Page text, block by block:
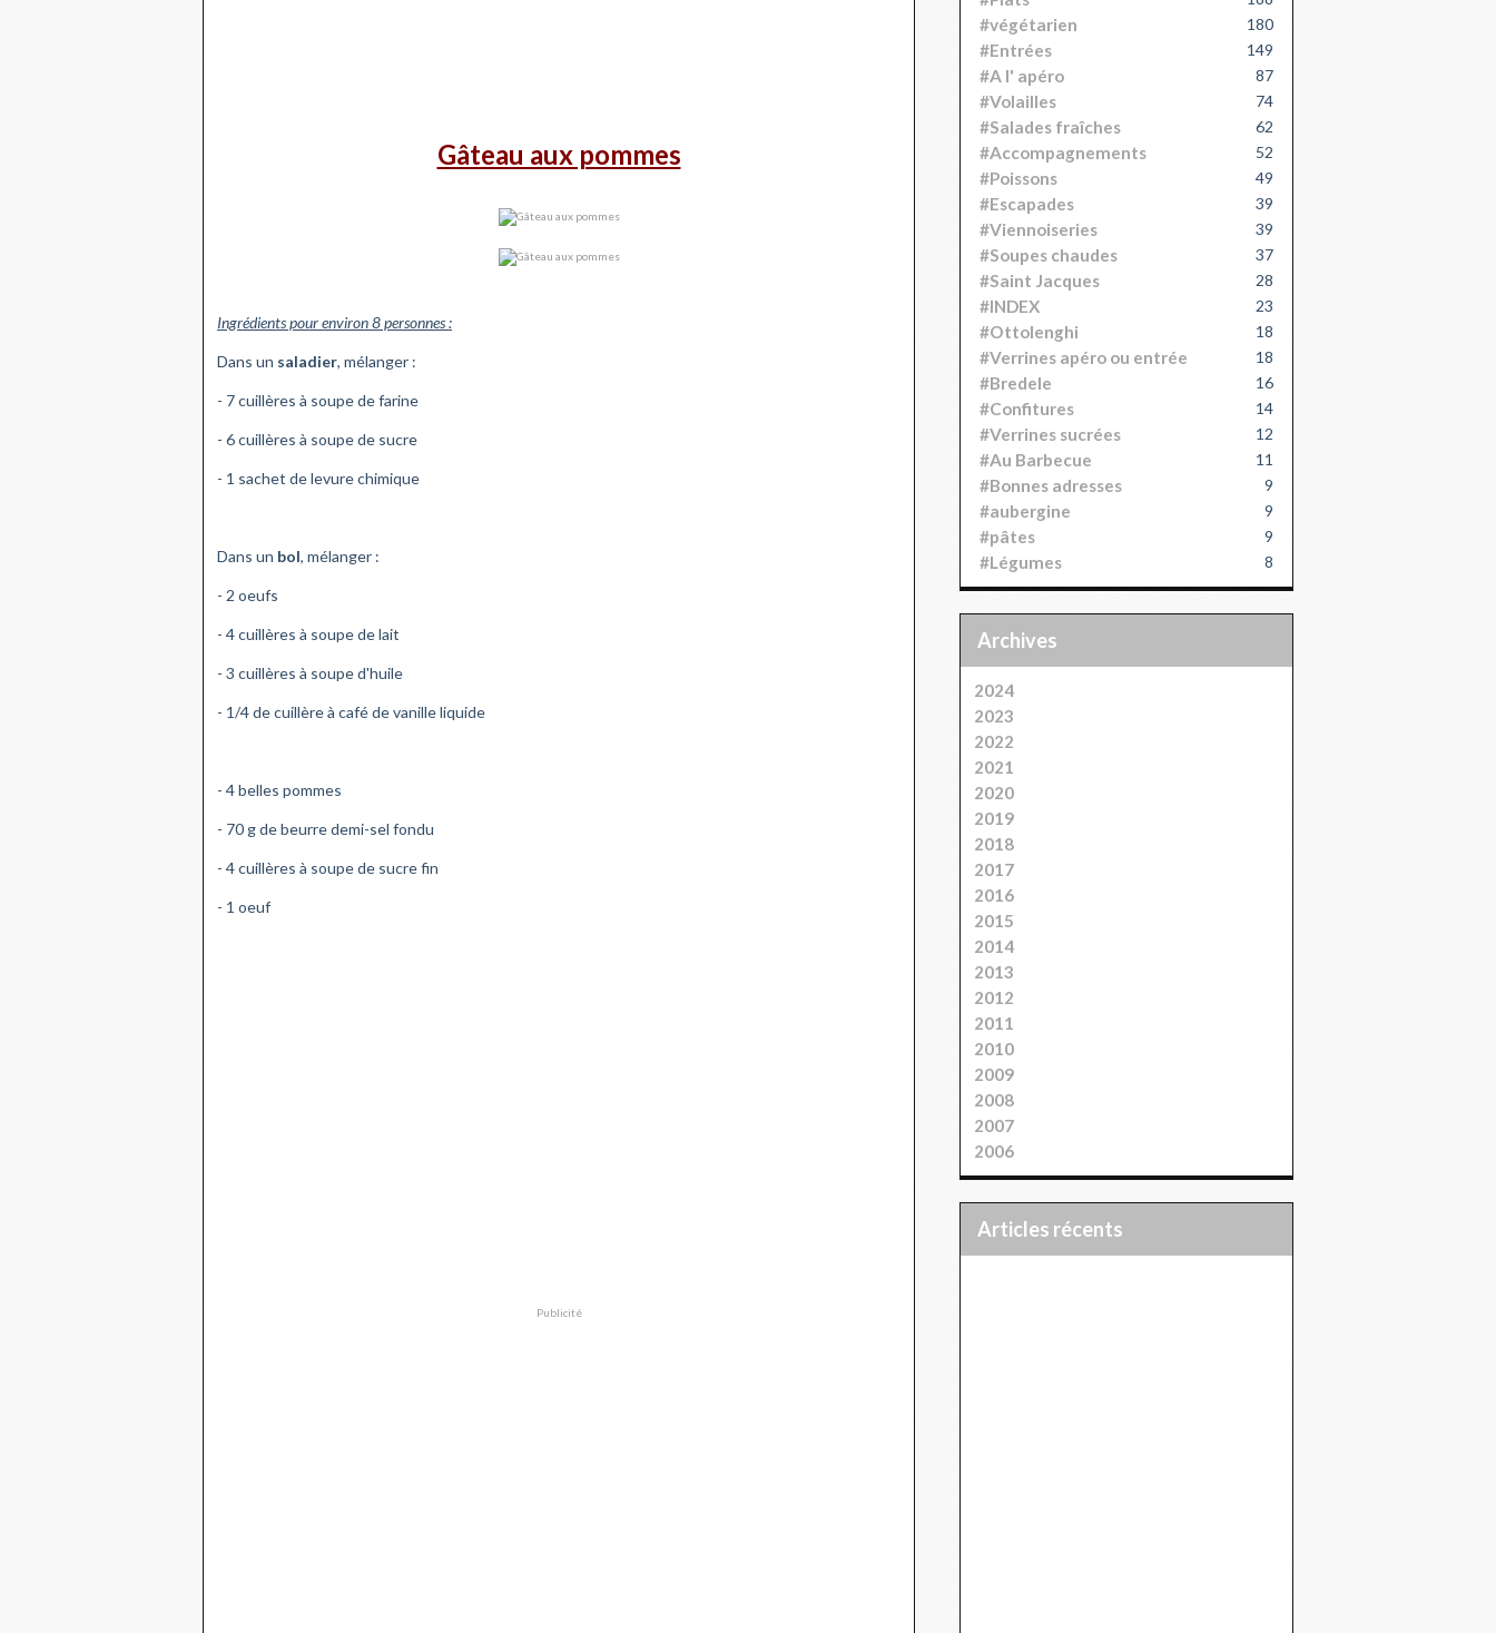
Gâteau aux pommes
Ingrédients pour environ 8 personnes :
Dans un saladier, mélanger :
- 7 cuillères à soupe de farine
- 6 cuillères à soupe de sucre
- 1 sachet de levure chimique
Dans un bol, mélanger :
- 2 oeufs
- 4 cuillères à soupe de lait
- 3 cuillères à soupe d'huile
- 1/4 de cuillère à café de vanille liquide
- 4 belles pommes
- 70 g de beurre demi-sel fondu
- 4 cuillères à soupe de sucre fin
- 1 oeuf
Publicité
#végétarien 180
#Entrées 149
#A l' apéro 87
#Volailles 74
#Salades fraîches 62
#Accompagnements 52
#Poissons 49
#Escapades 39
#Viennoiseries 39
#Soupes chaudes 37
#Saint Jacques 28
#INDEX 23
#Ottolenghi 18
#Verrines apéro ou entrée 18
#Bredele 16
#Confitures 14
#Verrines sucrées 12
#Au Barbecue 11
#Bonnes adresses 9
#aubergine 9
#pâtes 9
#Légumes 8
Archives
2024
2023
2022
2021
2020
2019
2018
2017
2016
2015
2014
2013
2012
2011
2010
2009
2008
2007
2006
articles récents